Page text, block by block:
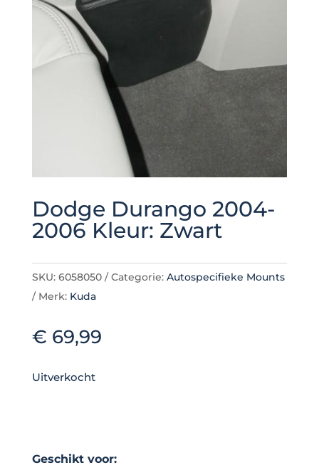
Dodge Durango 2004-
2006 Kleur: Zwart
SKU: 6058050 Categorie: Autospecifieke Mounts
Merk: Kuda
€ 69,99
Uitverkocht
Geschikt voor: